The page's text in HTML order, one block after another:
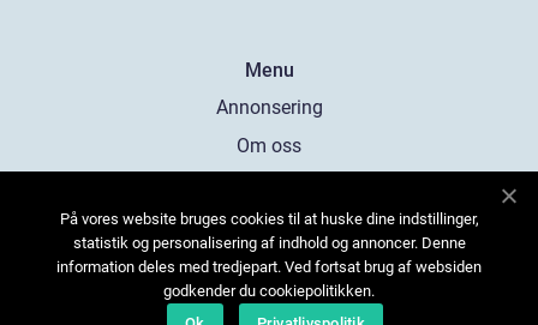
Menu
Annonsering
Om oss
Kontakta oss
Sitemap
På vores website bruges cookies til at huske dine indstillinger,
statistik og personalisering af indhold og annoncer. Denne
information deles med tredjepart. Ved fortsat brug af websiden
godkender du cookiepolitikken.